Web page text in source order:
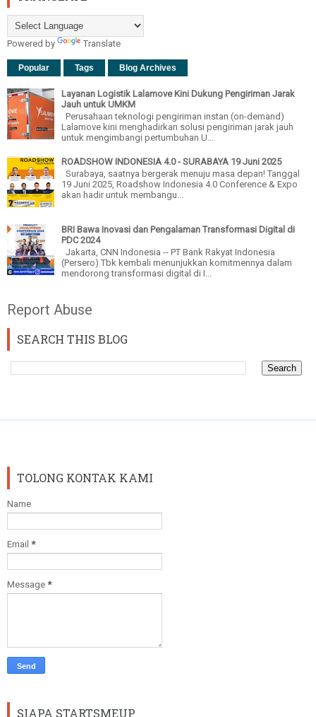
Powered by Translate
Popular Tags Blog Archives
Layanan Logistik Lalamove Kini Dukung Pengiriman Jarak
Jauh untuk UMKM
Perusahaan teknologi pengiriman instan (on-demand)
Lalamove kini menghadirkan solusi pengiriman jarak jauh
untuk mengimbangi pertumbuhan U...
ROADSHOW INDONESIA 4.0 - SURABAYA 19 Juni 2025
Surabaya, saatnya bergerak menuju masa depan! Tanggal
19 Juni 2025, Roadshow Indonesia 4.0 Conference & Expo
akan hadir untuk membangu...
BRI Bawa Inovasi dan Pengalaman Transformasi Digital di
PDC 2024
Jakarta, CNN Indonesia -- PT Bank Rakyat Indonesia
(Persero) Tbk kembali menunjukkan komitmennya dalam
mendorong transformasi digital di I...
Report Abuse
SEARCH THIS BLOG
TOLONG KONTAK KAMI
Name
Email *
Message *
SIAPA STARTSMEUP